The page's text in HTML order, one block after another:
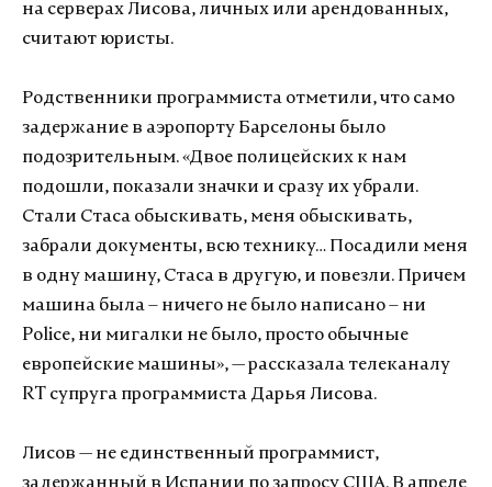
на серверах Лисова, личных или арендованных,
считают юристы.
Родственники программиста отметили, что само
задержание в аэропорту Барселоны было
подозрительным. «Двое полицейских к нам
подошли, показали значки и сразу их убрали.
Стали Стаса обыскивать, меня обыскивать,
забрали документы, всю технику… Посадили меня
в одну машину, Стаса в другую, и повезли. Причем
машина была – ничего не было написано – ни
Police, ни мигалки не было, просто обычные
европейские машины», — рассказала телеканалу
RT супруга программиста Дарья Лисова.
Лисов — не единственный программист,